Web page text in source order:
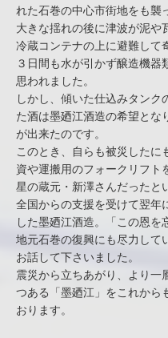
れた石巻の中心市街地をも襲
大きな揺れの後に津波が泥や
冷蔵コンテナの上に避難して
３日間も水が引かず醸造機器
思われました。
しかし、傾いた仕込みタン
た酒は墨廼江酒造の希望とな
が出来たのです。
このとき、自らも被災したに
資や運搬用のフォークリフト
星の蔵元・新澤さんだったと
全国からの支援を受けて翌年
した墨廼江酒造。「この恩を
地元石巻の復興にも尽力して
お話して下さいました。
震災から立ちあがり、より一
つある「墨廼江」をこれから
おります。